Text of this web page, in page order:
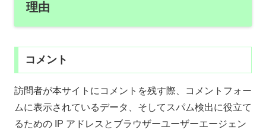
理由
コメント
訪問者が本サイトにコメントを残す際、コメントフォー
ムに表示されているデータ、そしてスパム検出に役立て
るための IP アドレスとブラウザーユーザーエージェン